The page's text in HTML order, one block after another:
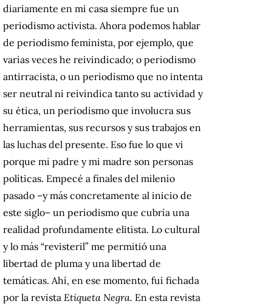
diariamente en mi casa siempre fue un
periodismo activista. Ahora podemos hablar
de periodismo feminista, por ejemplo, que
varias veces he reivindicado; o periodismo
antirracista, o un periodismo que no intenta
ser neutral ni reivindica tanto su actividad y
su ética, un periodismo que involucra sus
herramientas, sus recursos y sus trabajos en
las luchas del presente. Eso fue lo que vi
porque mi padre y mi madre son personas
políticas. Empecé a finales del milenio
pasado –y más concretamente al inicio de
este siglo– un periodismo que cubría una
realidad profundamente elitista. Lo cultural
y lo más “revisteril” me permitió una
libertad de pluma y una libertad de
temáticas. Ahí, en ese momento, fui fichada
por la revista Etiqueta Negra. En esta revista